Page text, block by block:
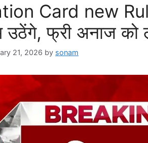
Card new
उठेंगे, फ्री अनाज को
21, 2026 by sonam